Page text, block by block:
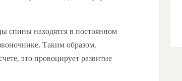
спины находятся в постоянном
Таким образом,
это провоцирует развитие